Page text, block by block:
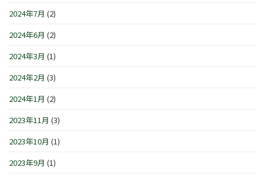
2024年7月 (2)
2024年6月 (2)
2024年3月 (1)
2024年2月 (3)
2024年1月 (2)
2023年11月 (3)
2023年10月 (1)
2023年9月 (1)